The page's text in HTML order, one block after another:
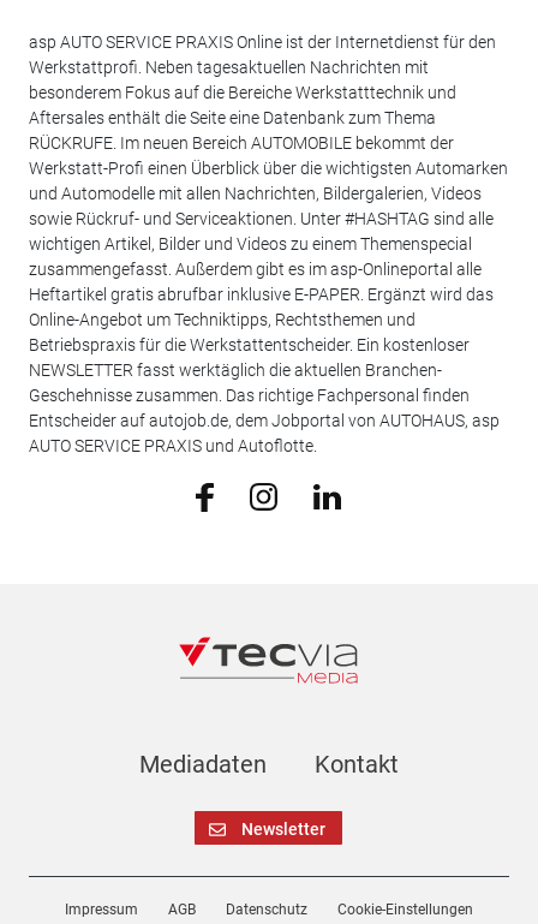
asp AUTO SERVICE PRAXIS Online ist der Internetdienst für den
Werkstattprofi. Neben tagesaktuellen Nachrichten mit
besonderem Fokus auf die Bereiche Werkstatttechnik und
Aftersales enthält die Seite eine Datenbank zum Thema
RÜCKRUFE. Im neuen Bereich AUTOMOBILE bekommt der
Werkstatt-Profi einen Überblick über die wichtigsten Automarken
und Automodelle mit allen Nachrichten, Bildergalerien, Videos
sowie Rückruf- und Serviceaktionen. Unter #HASHTAG sind alle
wichtigen Artikel, Bilder und Videos zu einem Themenspecial
zusammengefasst. Außerdem gibt es im asp-Onlineportal alle
Heftartikel gratis abrufbar inklusive E-PAPER. Ergänzt wird das
Online-Angebot um Techniktipps, Rechtsthemen und
Betriebspraxis für die Werkstattentscheider. Ein kostenloser
NEWSLETTER fasst werktäglich die aktuellen Branchen-
Geschehnisse zusammen. Das richtige Fachpersonal finden
Entscheider auf autojob.de, dem Jobportal von AUTOHAUS, asp
AUTO SERVICE PRAXIS und Autoflotte.
Mediadaten Kontakt
Newsletter
Impressum AGB Datenschutz Cookie-Einstellungen